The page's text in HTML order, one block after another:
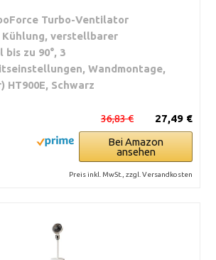
Turbo-Ventilator
Kühlung, verstellbarer
zu 90°, 3
Wandmontage,
Schwarz
27,49 €
36,83 €
Bei Amazon
ansehen
Preis inkl. MwSt., zzgl. Versandkosten